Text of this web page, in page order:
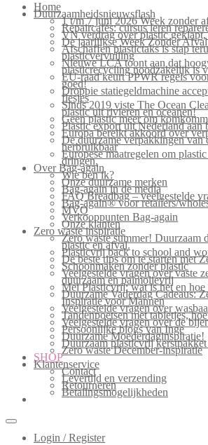
Home
Duurzaamheidsnieuwsflash
1 t/m 7 juni 2026 Week zonder
Repaircafés: cursus leren
VN verdrag over plastic geklapt,
De jaarlijkse Week Zonder
Afschaffen plastictaks is stap
plasticvervuiling
Nieuwe LCA toont aan dat
plasticrecycling noodzakelijk is
EU-raad keurt PPWR regels
goed!
Droppie statiegeldmachine
flesjes
Sinds 2019 viste The Ocean
plastic uit rivieren en oceanen!
Geen plastic meer om
Plastic export uit Nederland aan
Europa bereikt akkoord over
De duurzame verpakkingen van
herbruikbaar
Europese maatregelen om
dringen.
Over Bag-again
Wie ben ik?
Onze duurzame merken
Bag-again in de media
FAQ Breadbag – veelgestelde
Bag-again® voor retailers/
MVO
Verkooppunten Bag-again
Onze klanten
Zero waste inspiratie
Zero waste summer! Duurzaam
plastic en afval.
Plasticvrij back to school and
De beste tips om te starten met
Schoonmaken zonder plastic
Veelgestelde vragen over vaste
duurzaam en palmolievrij
Mei Plasticvrij: wat is het en hoe
Duurzame Vaderdag Cadeaus:
Inspiratie voor Mannen
Veelgestelde vragen over
Tandenpoetsen met tabletjes,
Veelgestelde vragen over de
Persoonlijke blogs van Inge
Duurzame Moederdaginspiratie!
Duurzaam plasticvrij
Zero waste December-inspiratie
SHOP
Klantenservice
Contact
Levertijd en verzending
Retourneren
Betalingsmogelijkheden
Login / Register